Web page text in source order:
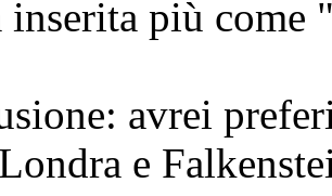
inserita più come
avrei
e